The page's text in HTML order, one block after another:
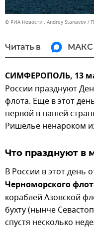
© РИА Новости . Andrey Stanavov
Читать в МАКС
СИМФЕРОПОЛЬ, 13
России празднуют
флота. Еще в этот
первой в нашей
Ришелье ненароком
Что празднуют в
В России в этот день
Черноморского
кораблей Азовской
бухту (нынче
спустя несколько